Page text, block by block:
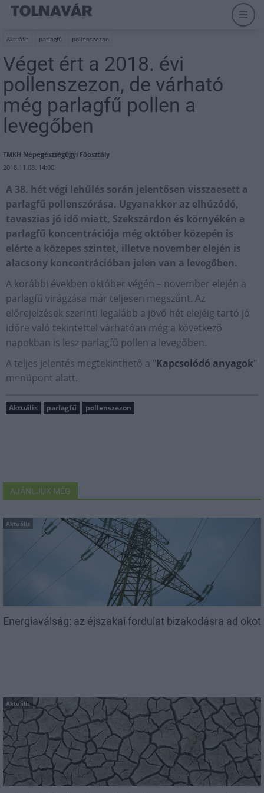
Aktuális parlagfű pollenszezon
Véget ért a 2018. évi
pollenszezon, de várható
még parlagfű pollen a
levegőben
TMKH Népegészségügyi Főosztály
2018.11.08. 14:00
A 38. hét végi lehűlés során jelentősen visszaesett a
parlagfű pollenszórása. Ugyanakkor az elhúzódó,
tavaszias jó idő miatt, Szekszárdon és környékén a
parlagfű koncentrációja még október közepén is
elérte a közepes szintet, illetve november elején is
alacsony koncentrációban jelen van a levegőben.
A korábbi években október végén – november elején a
parlagfű virágzása már teljesen megszűnt. Az
előrejelzések szerinti legalább a jövő hét elejéig tartó jó
időre való tekintettel várhatóan még a következő
napokban is lesz parlagfű pollen a levegőben.
A teljes jelentés megtekinthető a "Kapcsolódó anyagok"
menüpont alatt.
Aktuális parlagfű pollenszezon
AJÁNLJUK MÉG
Aktuális
Energiaválság: az éjszakai fordulat bizakodásra ad okot
Aktuális